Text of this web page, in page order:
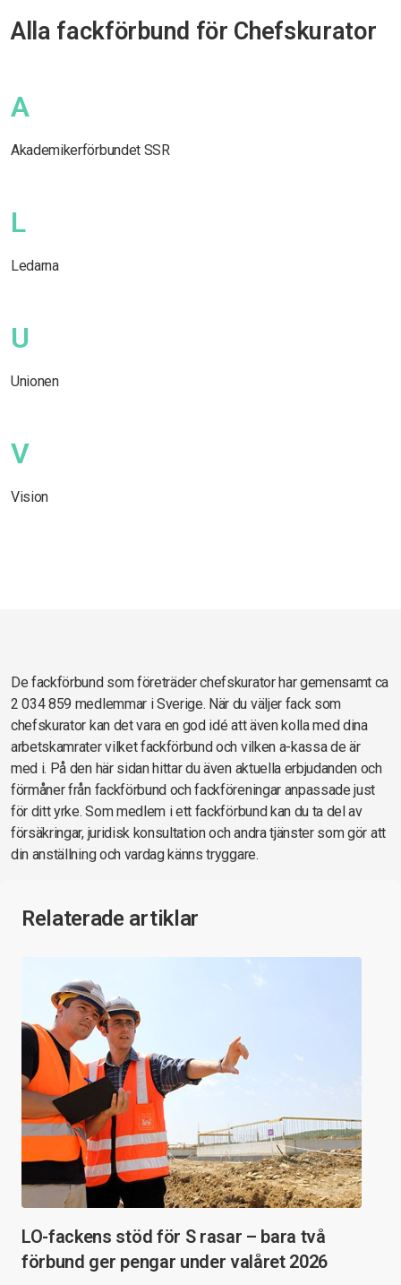
Alla fackförbund för Chefskurator
A
Akademikerförbundet SSR
L
Ledarna
U
Unionen
V
Vision
De fackförbund som företräder chefskurator har gemensamt ca
2 034 859 medlemmar i Sverige. När du väljer fack som
chefskurator kan det vara en god idé att även kolla med dina
arbetskamrater vilket fackförbund och vilken a-kassa de är
med i. På den här sidan hittar du även aktuella erbjudanden och
förmåner från fackförbund och fackföreningar anpassade just
för ditt yrke. Som medlem i ett fackförbund kan du ta del av
försäkringar, juridisk konsultation och andra tjänster som gör att
din anställning och vardag känns tryggare.
Relaterade artiklar
LO-fackens stöd för S rasar – bara två
förbund ger pengar under valåret 2026